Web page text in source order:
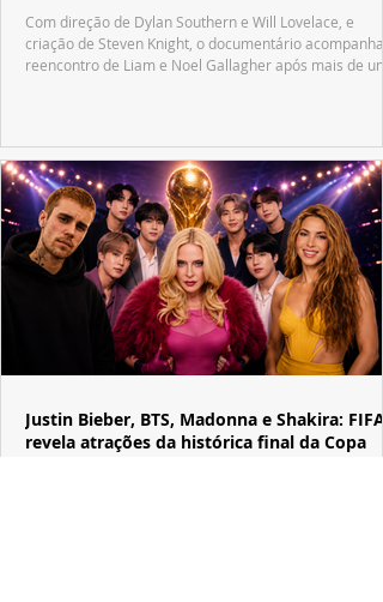
Com direção de Dylan Southern e Will Lovelace, e
criação de Steven Knight, o documentário acompanha
reencontro de Liam e Noel Gallagher após mais de
Justin Bieber, BTS, Madonna e Shakira: FIFA
revela atrações da histórica final da Copa